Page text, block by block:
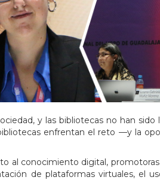
y las bibliotecas no han sido
enfrentan el reto —y la
al conocimiento digital,
de plataformas virtuales, el